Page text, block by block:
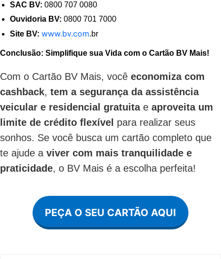
SAC BV: 0800 707 0080
Ouvidoria BV: 0800 701 7000
Site BV: www.bv.com.br
Conclusão: Simplifique sua Vida com o Cartão BV Mais!
Com o Cartão BV Mais, você economiza com
cashback, tem a segurança da assistência
veicular e residencial gratuitae aproveita um
limite de crédito flexível para realizar seus
sonhos. Se você busca um cartão completo que
te ajude a viver com mais tranquilidade e
praticidade, o BV Mais é a escolha perfeita!
PEÇA O SEU CARTÃO AQUI